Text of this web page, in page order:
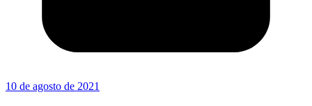
10 de agosto de 2021